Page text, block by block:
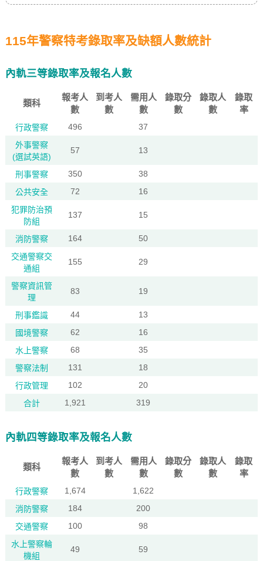
115年警察特考錄取率及缺額人數統計
內軌三等錄取率及報名人數
類科
報考人
數
到考人
數
需用人
數
錄取分
數
錄取人
數
錄取
率
行政警察 496
37
外事警察
(選試英語)
57 13
刑事警察 350
38
公共安全
72
16
犯罪防治預
防組
137 15
消防警察 164
50
交通警察交
通組
155 29
警察資訊管
理
83 19
刑事鑑識 44
13
國境警察
62
16
水上警察
68
35
警察法制
131
18
行政管理
102
20
合計
1,921 319
內軌四等錄取率及報名人數
類科
報考人
數
到考人
數
需用人
數
錄取分
數
錄取人
數
錄取
率
行政警察 1,674
1,622
消防警察
184
200
交通警察
100
98
水上警察輪
機組
49 59